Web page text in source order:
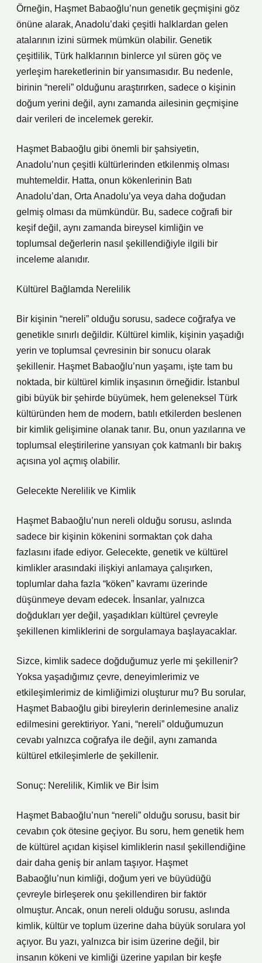
Örneğin, Haşmet Babaoğlu’nun genetik geçmişini göz
önüne alarak, Anadolu’daki çeşitli halklardan gelen
atalarının izini sürmek mümkün olabilir. Genetik
çeşitlilik, Türk halklarının binlerce yıl süren göç ve
yerleşim hareketlerinin bir yansımasıdır. Bu nedenle,
birinin “nereli” olduğunu araştırırken, sadece o kişinin
doğum yerini değil, aynı zamanda ailesinin geçmişine
dair verileri de incelemek gerekir.
Haşmet Babaoğlu gibi önemli bir şahsiyetin,
Anadolu’nun çeşitli kültürlerinden etkilenmiş olması
muhtemeldir. Hatta, onun kökenlerinin Batı
Anadolu’dan, Orta Anadolu’ya veya daha doğudan
gelmiş olması da mümkündür. Bu, sadece coğrafi bir
keşif değil, aynı zamanda bireysel kimliğin ve
toplumsal değerlerin nasıl şekillendiğiyle ilgili bir
inceleme alanıdır.
Kültürel Bağlamda Nerelilik
Bir kişinin “nereli” olduğu sorusu, sadece coğrafya ve
genetikle sınırlı değildir. Kültürel kimlik, kişinin yaşadığı
yerin ve toplumsal çevresinin bir sonucu olarak
şekillenir. Haşmet Babaoğlu’nun yaşamı, işte tam bu
noktada, bir kültürel kimlik inşasının örneğidir. İstanbul
gibi büyük bir şehirde büyümek, hem geleneksel Türk
kültüründen hem de modern, batılı etkilerden beslenen
bir kimlik gelişimine olanak tanır. Bu, onun yazılarına ve
toplumsal eleştirilerine yansıyan çok katmanlı bir bakış
açısına yol açmış olabilir.
Gelecekte Nerelilik ve Kimlik
Haşmet Babaoğlu’nun nereli olduğu sorusu, aslında
sadece bir kişinin kökenini sormaktan çok daha
fazlasını ifade ediyor. Gelecekte, genetik ve kültürel
kimlikler arasındaki ilişkiyi anlamaya çalışırken,
toplumlar daha fazla “köken” kavramı üzerinde
düşünmeye devam edecek. İnsanlar, yalnızca
doğdukları yer değil, yaşadıkları kültürel çevreyle
şekillenen kimliklerini de sorgulamaya başlayacaklar.
Sizce, kimlik sadece doğduğumuz yerle mi şekillenir?
Yoksa yaşadığımız çevre, deneyimlerimiz ve
etkileşimlerimiz de kimliğimizi oluşturur mu? Bu sorular,
Haşmet Babaoğlu gibi bireylerin derinlemesine analiz
edilmesini gerektiriyor. Yani, “nereli” olduğumuzun
cevabı yalnızca coğrafya ile değil, aynı zamanda
kültürel etkileşimlerle de şekillenir.
Sonuç: Nerelilik, Kimlik ve Bir İsim
Haşmet Babaoğlu’nun “nereli” olduğu sorusu, basit bir
cevabın çok ötesine geçiyor. Bu soru, hem genetik hem
de kültürel açıdan kişisel kimliklerin nasıl şekillendiğine
dair daha geniş bir anlam taşıyor. Haşmet
Babaoğlu’nun kimliği, doğum yeri ve büyüdüğü
çevreyle birleşerek onu şekillendiren bir faktör
olmuştur. Ancak, onun nereli olduğu sorusu, aslında
kimlik, kültür ve toplum üzerine daha büyük sorulara yol
açıyor. Bu yazı, yalnızca bir isim üzerine değil, bir
insanın kökeni ve kimliği üzerine yapılan bir keşfe